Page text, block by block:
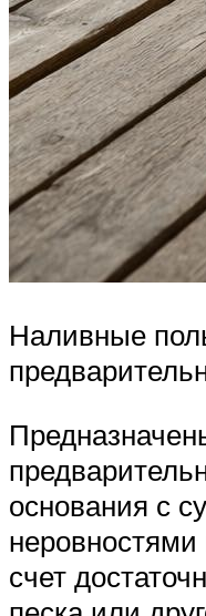
Наливные
основания с
счет